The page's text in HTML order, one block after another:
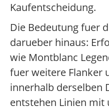
Kaufentscheidung.
Die Bedeutung fuer
darueber hinaus:
wie Montblanc
fuer weitere Flanker
innerhalb derselben
entstehen Linien mit